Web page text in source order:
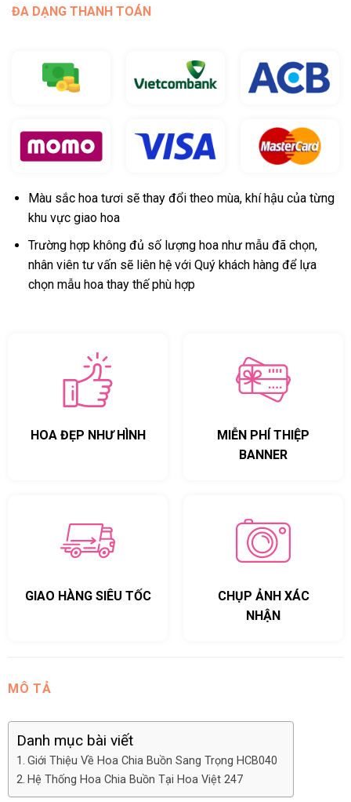
ĐA DẠNG THANH TOÁN
Màu sắc hoa tươi sẽ thay đổi theo mùa, khí hậu của từng
khu vực giao hoa
Trường hợp không đủ số lượng hoa như mẫu đã chọn,
nhân viên tư vấn sẽ liên hệ với Quý khách hàng để lựa
chọn mẫu hoa thay thế phù hợp
HOA ĐẸP NHƯ HÌNH
MIỄN PHÍ THIỆP
BANNER
GIAO HÀNG SIÊU TỐC
CHỤP ẢNH XÁC
NHẬN
MÔ TẢ
Danh mục bài viết
Giới Thiệu Về Hoa Chia Buồn Sang Trọng HCB040
Hệ Thống Hoa Chia Buồn Tại Hoa Việt 247